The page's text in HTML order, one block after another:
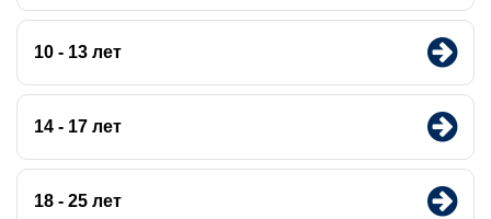
10 - 13 лет
14 - 17 лет
18 - 25 лет